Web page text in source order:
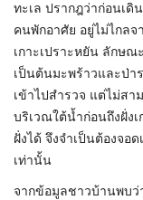
ทะเล ปรากฎว่าก่อนเดิ
คนพักอาศัย อยู่ไม่ไกลจ
เกาะเปราะหยัน ลักษ
เป็นต้นมะพร้าวและป่า
เข้าไปสำรวจ แต่ไม่สา
บริเวณใต้น้ำก่อนถึงฝั่ง
ฝั่งได้ จึงจำเป็นต้องจอ
เท่านั้น
จากข้อมูลชาวบ้านพบ